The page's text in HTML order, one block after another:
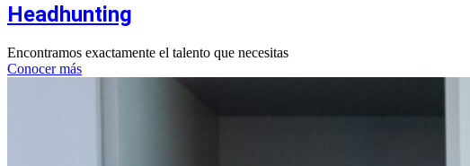
Headhunting
Encontramos exactamente el talento que necesitas
Conocer más